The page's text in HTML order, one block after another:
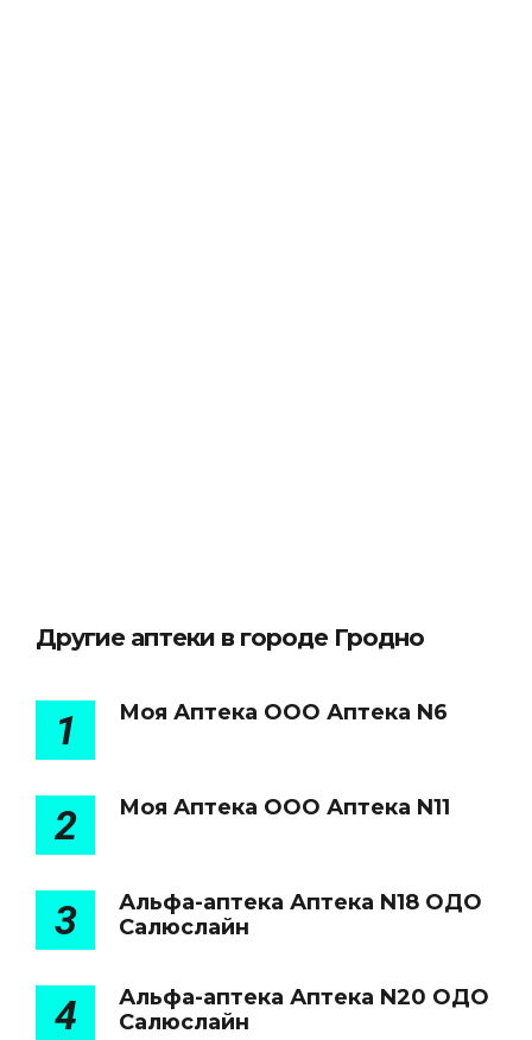
Другие аптеки в городе Гродно
1 Моя Аптека ООО Аптека N6
2 Моя Аптека ООО Аптека N11
3
Альфа-аптека Аптека N18 ОДО
Салюслайн
4
Альфа-аптека Аптека N20 ОДО
Салюслайн